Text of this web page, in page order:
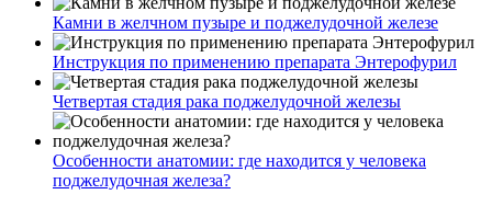
Камни в желчном пузыре и поджелудочной железе
Инструкция по применению препарата Энтерофурил
Четвертая стадия рака поджелудочной железы
Особенности анатомии: где находится у человека
поджелудочная железа?